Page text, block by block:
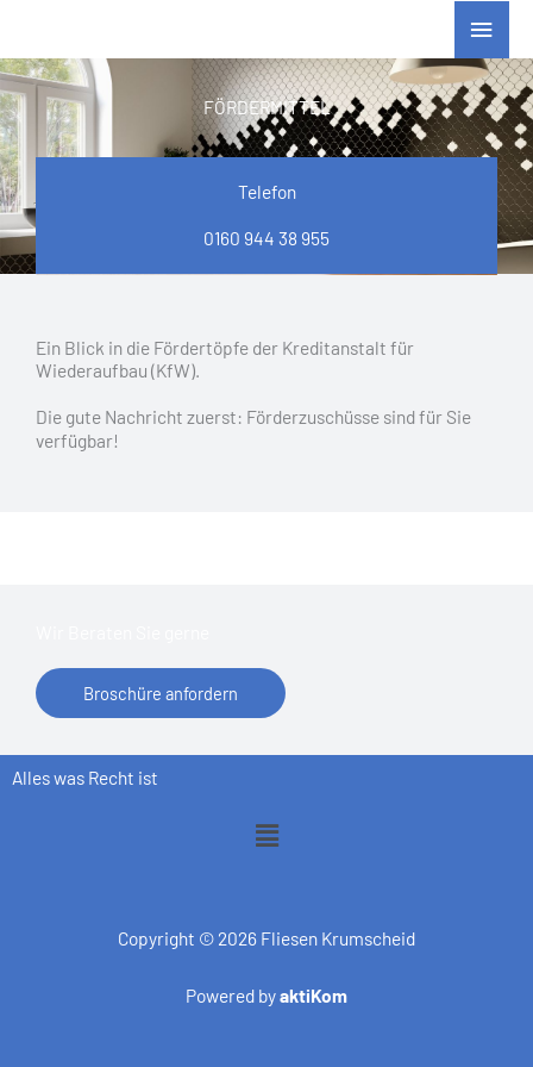
springen
FÖRDERMITTEL
Telefon
0160 944 38 955
Ein Blick in die Fördertöpfe der Kreditanstalt für
Wiederaufbau (KfW).
Die gute Nachricht zuerst: Förderzuschüsse sind für Sie
verfügbar!
Broschüre anfordern
Alles was Recht ist
Menü
Copyright © 2026 Fliesen Krumscheid
Powered byaktiKom